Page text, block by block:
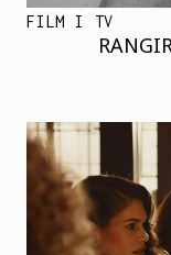
FILM I TV